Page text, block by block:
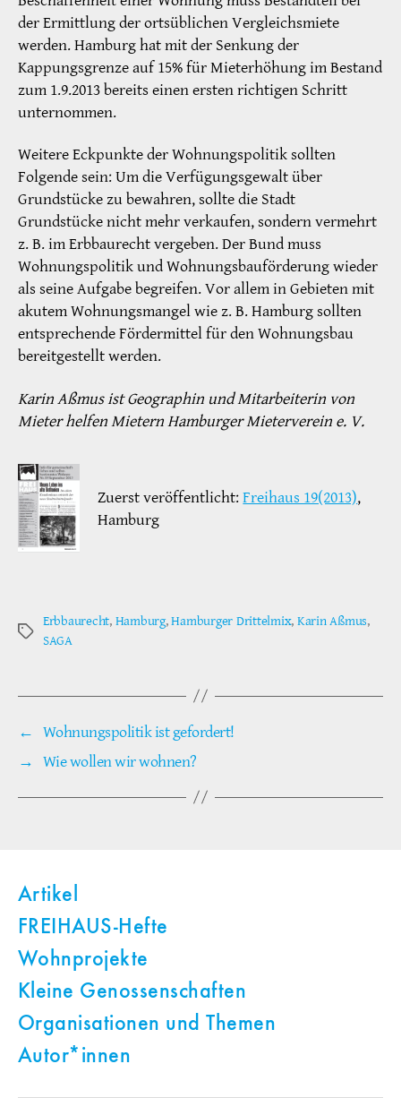
der Ermittlung der ortsüblichen Vergleichsmiete
werden. Hamburg hat mit der Senkung der
Kappungsgrenze auf 15% für Mieterhöhung im Bestand
zum 1.9.2013 bereits einen ersten richtigen Schritt
unternommen.
Weitere Eckpunkte der Wohnungspolitik sollten
Folgende sein: Um die Verfügungsgewalt über
Grundstücke zu bewahren, sollte die Stadt
Grundstücke nicht mehr verkaufen, sondern vermehrt
z. B. im Erbbaurecht vergeben. Der Bund muss
Wohnungspolitik und Wohnungsbauförderung wieder
als seine Aufgabe begreifen. Vor allem in Gebieten mit
akutem Wohnungsmangel wie z. B. Hamburg sollten
entsprechende Fördermittel für den Wohnungsbau
bereitgestellt werden.
Karin Aßmus ist Geographin und Mitarbeiterin von
Mieter helfen Mietern Hamburger Mieterverein e. V.
Zuerst veröffentlicht:Freihaus 19(2013),
Hamburg
Schlagwörter
Erbbaurecht, Hamburg,Hamburger Drittelmix, Karin Aßmus,
SAGA
← Wohnungspolitik ist gefordert!
→ Wie wollen wir wohnen?
Artikel
FREIHAUS-Hefte
Wohnprojekte
Kleine Genossenschaften
Organisationen und Themen
Autor*innen